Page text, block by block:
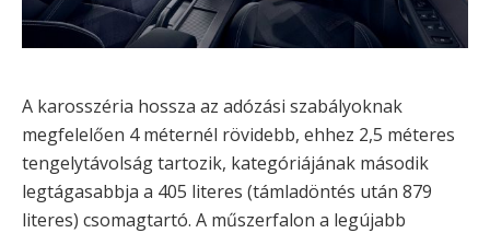
A karosszéria hossza az adózási szabályoknak
megfelelően 4 méternél rövidebb, ehhez 2,5 méteres
tengelytávolság tartozik, kategóriájának második
legtágasabbja a 405 literes (támladöntés után 879
literes) csomagtartó. A műszerfalon a legújabb